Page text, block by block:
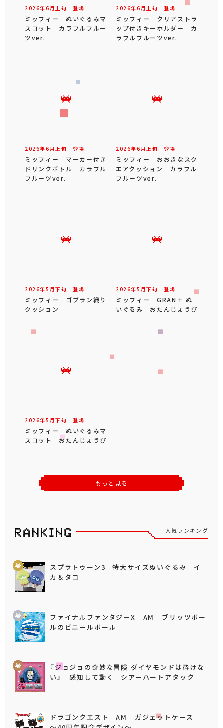
2026年6 月 上旬 登場
ミッフィー ぬいぐるみマ
スコット カラフルフルー
ツver.
2026年6 月 上旬 登場
ミッフィー クリアストラ
ップ付きキーホルダー カ
ラフルフルーツver.
2026年6 月 上旬 登場
ミッフィー マーカー付き
ドリンクボトル カラフル
フルーツver.
2026年6 月 上旬 登場
ミッフィー おおきなスク
エアクッション カラフル
フルーツver.
2026年5 月下旬 登場
ミッフィー ゴブラン織り
クッション
2026年5 月下旬 登場
ミッフィー GRAN＋ ぬ
いぐるみ おたんじょうび
2026年5 月下旬 登場
ミッフィー ぬいぐるみマ
スコット おたんじょうび
もっと見る
人気ランキング
スプラトゥーン3 特大サイズぬいぐるみ イ
カ＆タコ
ファイナルファンタジーX AM ブリッツボー
ルのビニールボール
『ジョジョの奇妙な冒険 ダイヤモンドは砕けな
い』 感知して動く シアーハートアタック
ドラゴンクエスト AM ガジェットケース